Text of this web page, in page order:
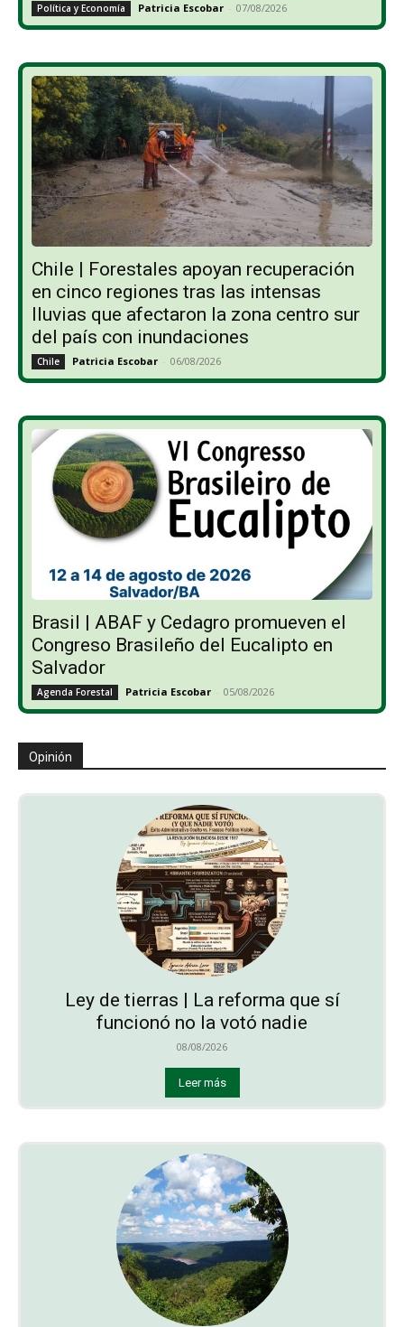
Política y Economía Patricia Escobar - 07/08/2026
Chile | Forestales apoyan recuperación
en cinco regiones tras las intensas
lluvias que afectaron la zona centro sur
del país con inundaciones
Chile Patricia Escobar - 06/08/2026
Brasil | ABAF y Cedagro promueven el
Congreso Brasileño del Eucalipto en
Salvador
Agenda Forestal Patricia Escobar - 05/08/2026
Opinión
Ley de tierras | La reforma que sí
funcionó no la votó nadie
08/08/2026
Leer más